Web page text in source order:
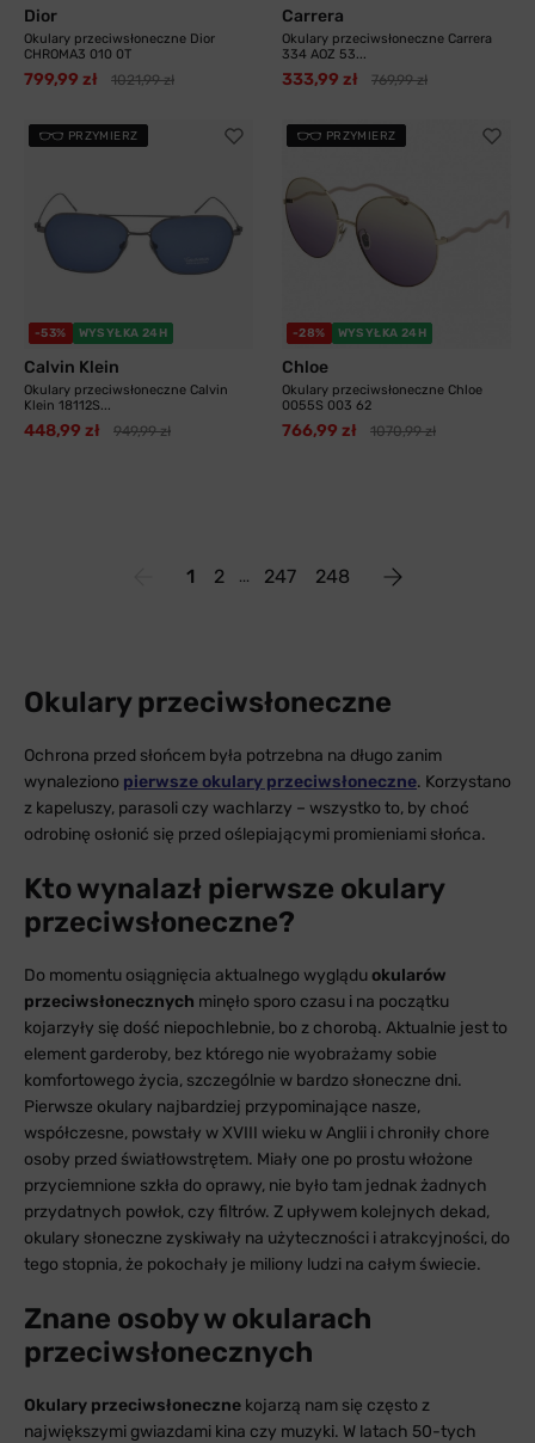
Dior
Okulary przeciwsłoneczne Dior
CHROMA3 010 0T
799,99 zł 1021,99 zł
Carrera
Okulary przeciwsłoneczne Carrera
334 AOZ 53...
333,99 zł 769,99 zł
PRZYMIERZ
-53% WYSYŁKA 24H
Calvin Klein
Okulary przeciwsłoneczne Calvin
Klein 18112S...
448,99 zł 949,99 zł
PRZYMIERZ
-28% WYSYŁKA 24H
Chloe
Okulary przeciwsłoneczne Chloe
0055S 003 62
766,99 zł 1070,99 zł
1 2 247 248
Okulary przeciwsłoneczne
Ochrona przed słońcem była potrzebna na długo zanim
wynaleziono pierwsze okulary przeciwsłoneczne. Korzystano
z kapeluszy, parasoli czy wachlarzy – wszystko to, by choć
odrobinę osłonić się przed oślepiającymi promieniami słońca.
Kto wynalazł pierwsze okulary
przeciwsłoneczne?
Do momentu osiągnięcia aktualnego wygląduokularów
przeciwsłonecznych minęło sporo czasu i na początku
kojarzyły się dość niepochlebnie, bo z chorobą. Aktualnie jest to
element garderoby, bez którego nie wyobrażamy sobie
komfortowego życia, szczególnie w bardzo słoneczne dni.
Pierwsze okulary najbardziej przypominające nasze,
współczesne, powstały w XVIII wieku w Anglii i chroniły chore
osoby przed światłowstrętem. Miały one po prostu włożone
przyciemnione szkła do oprawy, nie było tam jednak żadnych
przydatnych powłok, czy filtrów. Z upływem kolejnych dekad,
okulary słoneczne zyskiwały na użyteczności i atrakcyjności, do
tego stopnia, że pokochały je miliony ludzi na całym świecie.
Znane osoby w okularach
przeciwsłonecznych
Okulary przeciwsłoneczne kojarzą nam się często z
największymi gwiazdami kina czy muzyki. W latach 50-tych